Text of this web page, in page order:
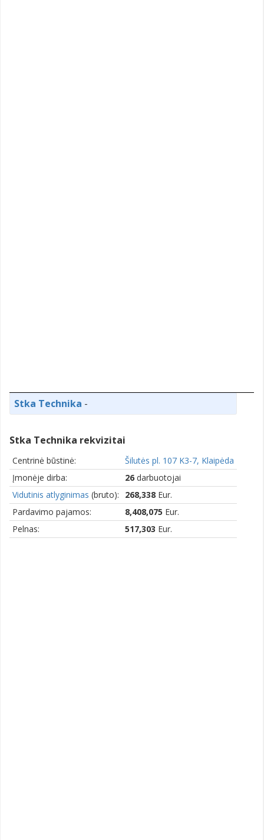
Stka Technika -
Stka Technika rekvizitai
Centrinė būstinė:
Šilutės pl. 107 K3-7, Klaipėda
Įmonėje dirba:
26 darbuotojai
Vidutinis atlyginimas (bruto): 268,338 Eur.
Pardavimo pajamos:
8,408,075 Eur.
Pelnas:
517,303 Eur.